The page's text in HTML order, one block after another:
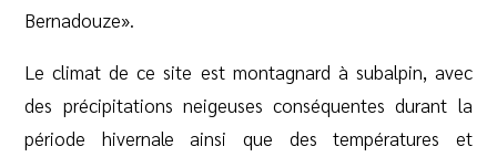
Bernadouze».
Le climat de ce site est montagnard à subalpin, avec
des précipitations neigeuses conséquentes durant la
période hivernale ainsi que des températures et